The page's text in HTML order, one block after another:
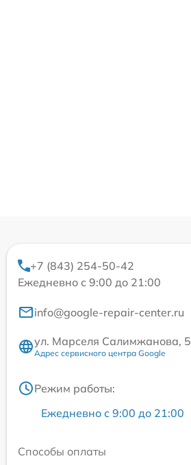
+7 (843) 254-50-42
Ежедневно с 9:00 до 21:00
info@google-repair-center.ru
ул. Марселя Салимжанова, 5
Адрес сервисного центра Google
Режим работы:
Ежедневно с 9:00 до 21:00
Способы оплаты